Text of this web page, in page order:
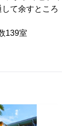
て余すところ
139室